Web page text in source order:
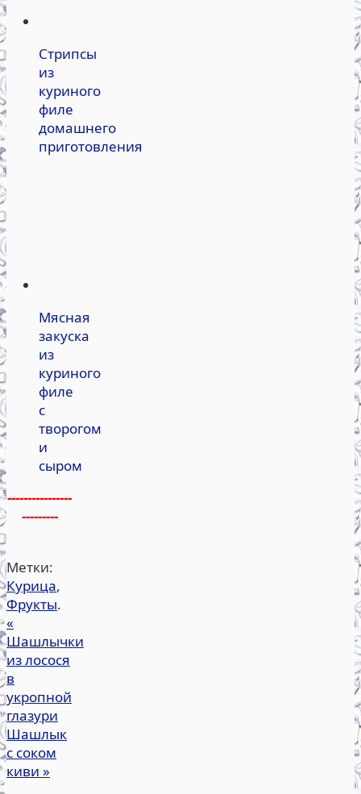
Стрипсы
из
куриного
филе
домашнего
приготовления
Мясная
закуска
из
куриного
филе
с
творогом
и
сыром
----------------
---------
Метки:
Курица,
Фрукты.
«
Шашлычки
из лосося
в
укропной
глазури
Шашлык
с соком
киви »